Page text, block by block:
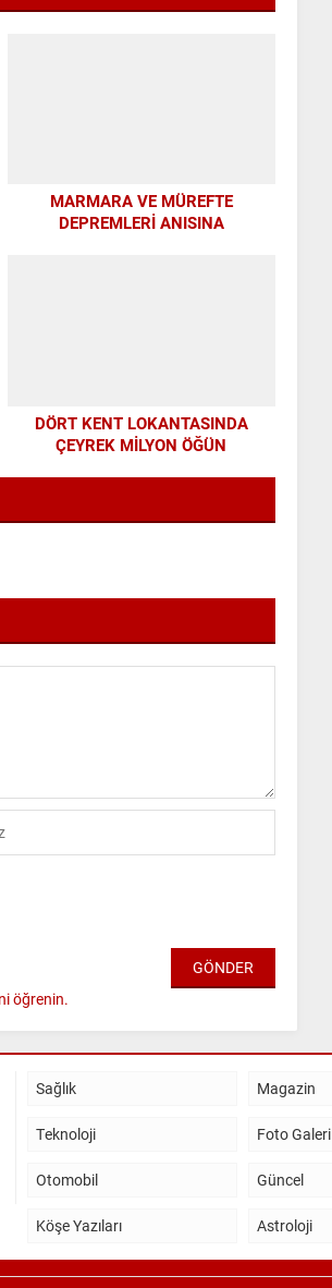
MARMARA VE MÜREFTE
DEPREMLERİ ANISINA
DÖRT KENT LOKANTASINDA
ÇEYREK MİLYON ÖĞÜN
öğrenin.
Sağlık Magazin
Teknoloji Foto Galeri
Otomobil Güncel
Köşe Yazıları Astroloji